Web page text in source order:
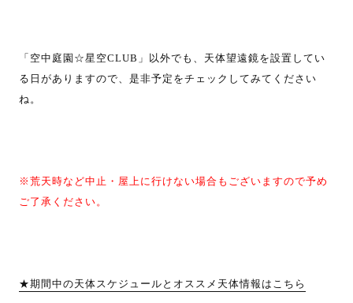
「空中庭園☆星空CLUB」以外でも、天体望遠鏡を設置してい
る日がありますので、是非予定をチェックしてみてください
ね。
※荒天時など中止・屋上に行けない場合もございますので予め
ご了承ください。
★期間中の天体スケジュールとオススメ天体情報はこちら